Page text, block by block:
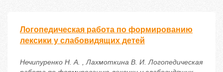
Логопедическая работа по формированию
лексики у слабовидящих детей
Нечипуренко Н. А. , Лахмоткина В. И. Логопедическая